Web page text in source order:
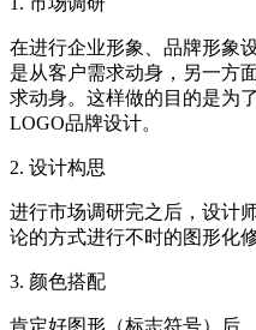
在进行企业形象、品牌形象
是从客户需求动身，另一方
求动身。这样做的目的是为
LOGO品牌设计。
2. 设计构思
进行市场调研完之后，设计
论的方式进行不时的图形化
3. 颜色搭配
肯定好图形（标志符号）后